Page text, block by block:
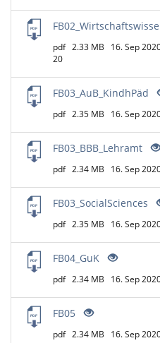
pdf 2.33 MB 16. Sep
20
FB03_AuB_KindhPäd
pdf 2.35 MB 16. Sep
FB03_BBB_Lehramt
pdf 2.34 MB 16. Sep
FB03_SocialSciences
pdf 2.35 MB 16. Sep
FB04_GuK
pdf 2.34 MB 16. Sep
FB05
pdf 2.34 MB 16. Sep